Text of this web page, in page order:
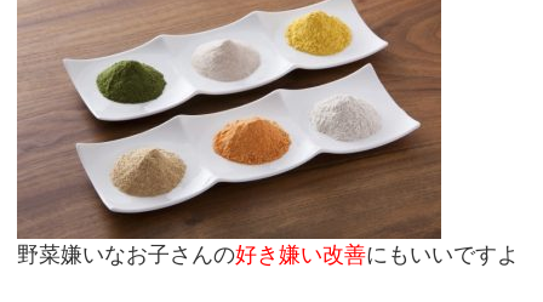
野菜嫌いなお子さんの好き嫌い改善にもいいですよ